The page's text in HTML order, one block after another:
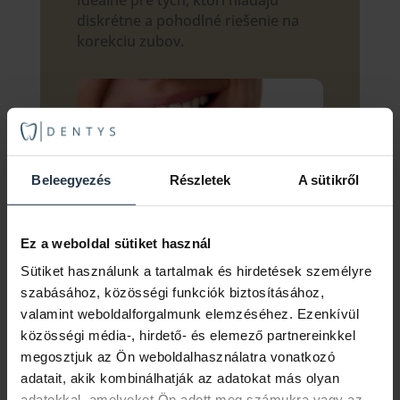
Beleegyezés Részletek A sütikről
Ez a weboldal sütiket használ
Sütiket használunk a tartalmak és hirdetések személyre
szabásához, közösségi funkciók biztosításához,
valamint weboldalforgalmunk elemzéséhez. Ezenkívül
közösségi média-, hirdető- és elemező partnereinkkel
megosztjuk az Ön weboldalhasználatra vonatkozó
adatait, akik kombinálhatják az adatokat más olyan
diskrétne a pohodlné riešenie na
korekciu zubov.
Viac podrobností